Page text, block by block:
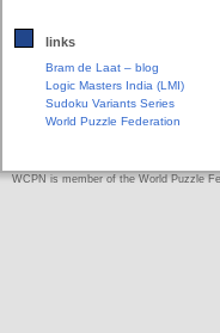
links
Bram de Laat – blog
Logic Masters India (LMI)
Sudoku Variants Series
World Puzzle Federation
WCPN is member of the World Puzzle